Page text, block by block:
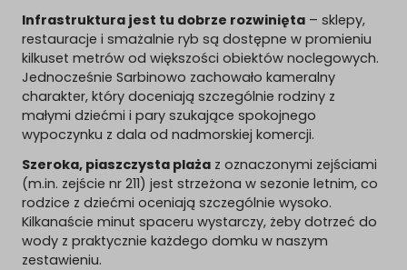
Infrastruktura jest tu dobrze rozwinięta – sklepy,
restauracje i smażalnie ryb są dostępne w promieniu
kilkuset metrów od większości obiektów noclegowych.
Jednocześnie Sarbinowo zachowało kameralny
charakter, który doceniają szczególnie rodziny z
małymi dziećmi i pary szukające spokojnego
wypoczynku z dala od nadmorskiej komercji.
Szeroka, piaszczysta plaża z oznaczonymi zejściami
(m.in. zejście nr 211) jest strzeżona w sezonie letnim, co
rodzice z dziećmi oceniają szczególnie wysoko.
Kilkanaście minut spaceru wystarczy, żeby dotrzeć do
wody z praktycznie każdego domku w naszym
zestawieniu.